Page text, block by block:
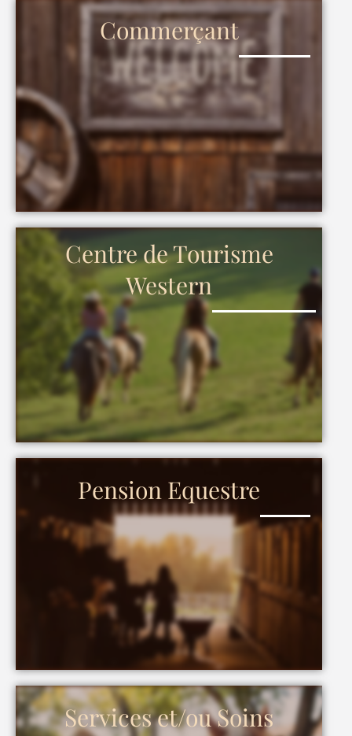
Commerçant
Centre de Tourisme
Western
Pension Equestre
Services et/ou Soins